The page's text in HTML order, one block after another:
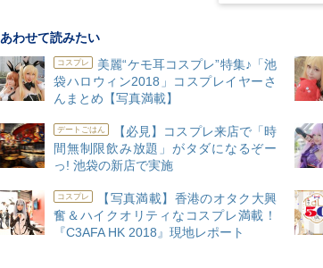
あわせて読みたい
コスプレ
美麗“ケモ耳コスプレ”特集♪「池
袋ハロウィン2018」コスプレイヤーさ
んまとめ【写真満載】
デートごはん
【必見】コスプレ来店で「時
間無制限飲み放題」がタダになるぞー
っ! 池袋の新店で実施
コスプレ
【写真満載】香港のオタク大興
奮＆ハイクオリティなコスプレ満載！
『C3AFA HK 2018』現地レポート